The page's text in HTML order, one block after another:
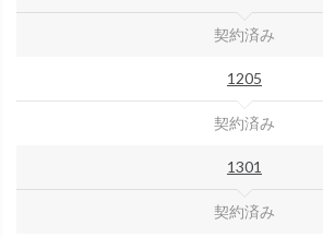
契約済み
1205
契約済み
1301
契約済み